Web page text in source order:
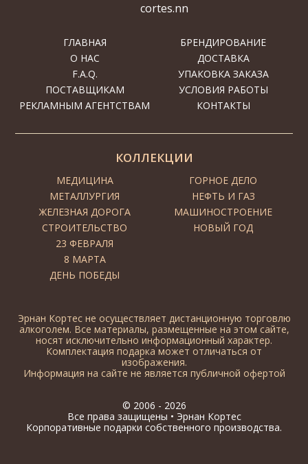
ГЛАВНАЯ
О НАС
F.A.Q.
БРЕНДИРОВАНИЕ
ДОСТАВКА
УПАКОВКА ЗАКАЗА
ПОСТАВЩИКАМ
РЕКЛАМНЫМ АГЕНТСТВАМ
УСЛОВИЯ РАБОТЫ
КОНТАКТЫ
КОЛЛЕКЦИИ
МЕДИЦИНА
МЕТАЛЛУРГИЯ
ЖЕЛЕЗНАЯ ДОРОГА
СТРОИТЕЛЬСТВО
ГОРНОЕ ДЕЛО
НЕФТЬ И ГАЗ
МАШИНОСТРОЕНИЕ
НОВЫЙ ГОД
23 ФЕВРАЛЯ
8 МАРТА
ДЕНЬ ПОБЕДЫ
cortes.nn
Эрнан Кортес не осуществляет дистанционную торговлю
алкоголем. Все материалы, размещенные на этом сайте,
носят исключительно информационный характер.
Комплектация подарка может отличаться от
изображения.
Информация на сайте не является публичной офертой
© 2006 - 2026
Все права защищены • Эрнан Кортес
Корпоративные подарки собственного производства.